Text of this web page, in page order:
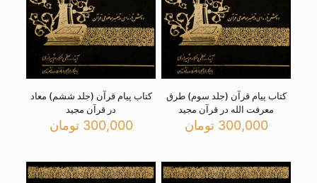
کتاب پیام قرآن (جلد سوم) طرق
معرفت الله در قرآن مجید
300,000 تومان
کتاب پیام قرآن (جلد ششم) معاد
در قرآن مجید
300,000 تومان